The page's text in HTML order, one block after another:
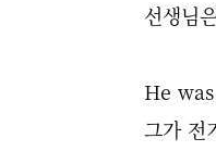
선생님
He
그가 전